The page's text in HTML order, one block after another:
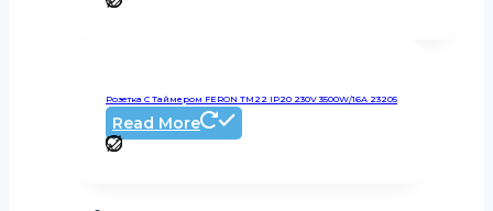
Розетка С Таймером FERON TM22 IP20 230V 3500W/16А 23205
Read More